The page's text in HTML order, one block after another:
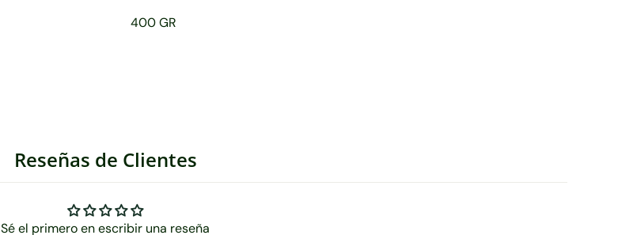
400 GR
Reseñas de Clientes
Sé el primero en escribir una reseña